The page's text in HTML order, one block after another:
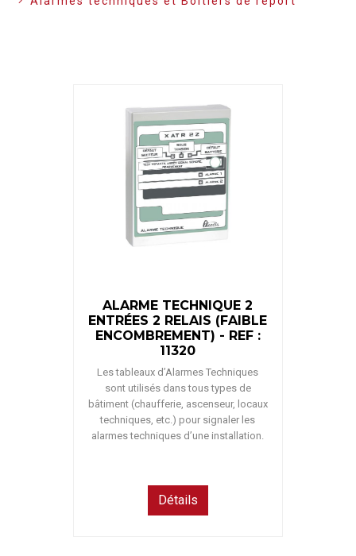
ALARME TECHNIQUE 2
ENTRÉES 2 RELAIS (FAIBLE
ENCOMBREMENT) - REF :
11320
Les tableaux d’Alarmes Techniques
sont utilisés dans tous types de
bâtiment (chaufferie, ascenseur, locaux
techniques, etc.) pour signaler les
alarmes techniques d’une installation.
Détails